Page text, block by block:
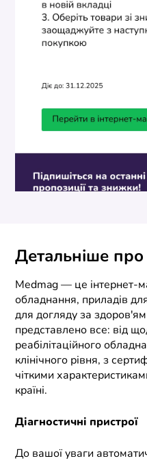
Детальніше про
Medmag — це інтернет-
обладнання, приладів
для догляду за
представлено все: від
реабілітаційного
клінічного рівня, з
чіткими
країні.
Діагностичні пристрої
До вашої уваги